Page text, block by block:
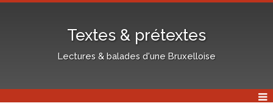
Textes & prétextes
Lectures & balades d'une Bruxelloise